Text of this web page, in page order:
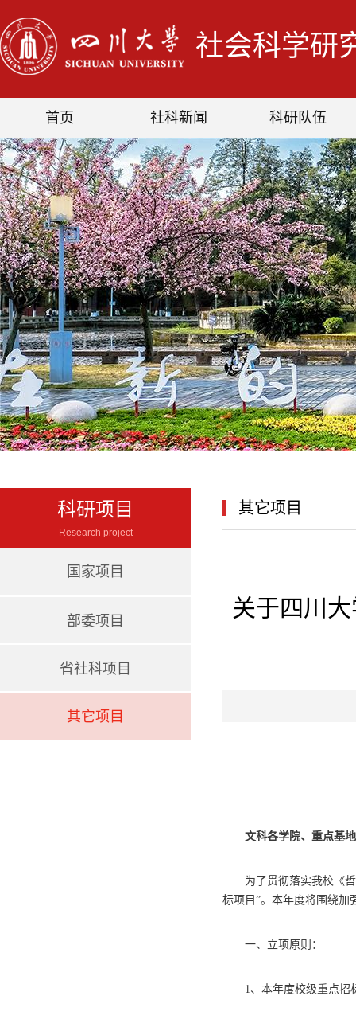
社会科学研
首页 社科新闻 科研队伍
科研项目
Research project
国家项目
部委项目
省社科项目
其它项目
其它项目
关于四川
文科各学院、重点基
为了贯彻落实我校《
标项目 ”。本年度将围绕加
一、立项原则：
1、 本年度校级重点招